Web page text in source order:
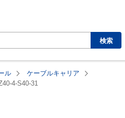
検索
ル
ケーブルキャリア
4-S40-31